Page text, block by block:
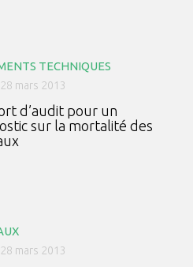
TECHNIQUES
mars 2013
d’audit pour un
sur la mortalité des
mars 2013